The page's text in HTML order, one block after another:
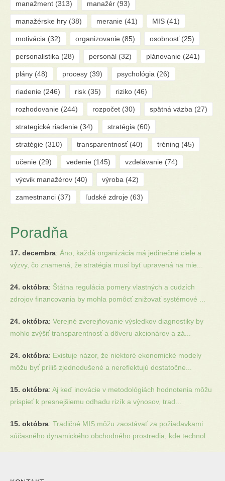
manažment (313) manažér(93)
manažérske hry (38) meranie (41) MIS(41)
motivácia (32) organizovanie (85) osobnosť(25)
personalistika (28) personál(32) plánovanie (241)
plány (48) procesy(39) psychológia (26)
riadenie (246) risk(35) riziko(46)
rozhodovanie (244) rozpočet(30) spätná väzba (27)
strategické riadenie (34) stratégia (60)
stratégie (310) transparentnosť(40) tréning (45)
učenie (29) vedenie (145) vzdelávanie (74)
výcvik manažérov (40) výroba (42)
zamestnanci (37) ľudské zdroje (63)
Poradňa
17. decembra: Áno, každá organizácia má jedinečné ciele a
výzvy, čo znamená, že stratégia musí byť upravená na mie...
24. októbra: Štátna regulácia pomery vlastných a cudzích
zdrojov financovania by mohla pomôcť znižovať systémové ...
24. októbra: Verejné zverejňovanie výsledkov diagnostiky by
mohlo zvýšiť transparentnosť a dôveru akcionárov a zá...
24. októbra: Existuje názor, že niektoré ekonomické modely
môžu byť príliš zjednodušené a nereflektujú dostatočne...
15. októbra: Aj keď inovácie v metodológiách hodnotenia môžu
prispieť k presnejšiemu odhadu rizík a výnosov, trad...
15. októbra: Tradičné MIS môžu zaostávať za požiadavkami
súčasného dynamického obchodného prostredia, kde technol...